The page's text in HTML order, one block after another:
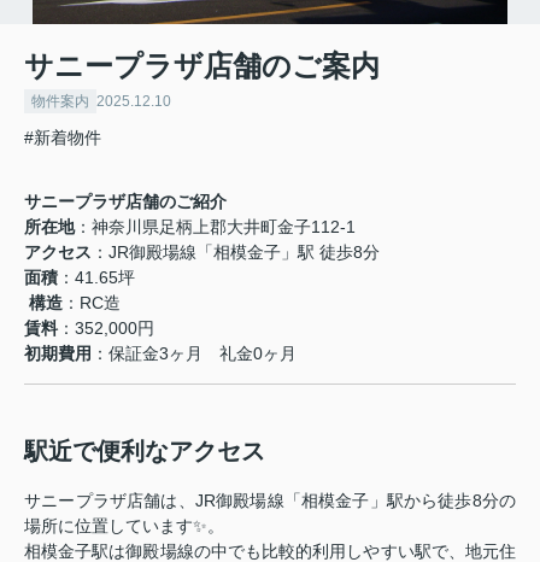
サニープラザ店舗のご案内
物件案内 2025.12.10
#新着物件
サニープラザ店舗のご紹介
所在地：神奈川県足柄上郡大井町金子112-1
アクセス ：JR御殿場線「相模金子」駅 徒歩8分
面積 ：41.65坪
構造 ：RC造
賃料：352,000円
初期費用 ：保証金3ヶ月 礼金0ヶ月
駅近で便利なアクセス
サニープラザ店舗は、JR御殿場線「相模金子」駅から徒歩8分の
場所に位置しています✨。
相模金子駅は御殿場線の中でも比較的利用しやすい駅で、地元住